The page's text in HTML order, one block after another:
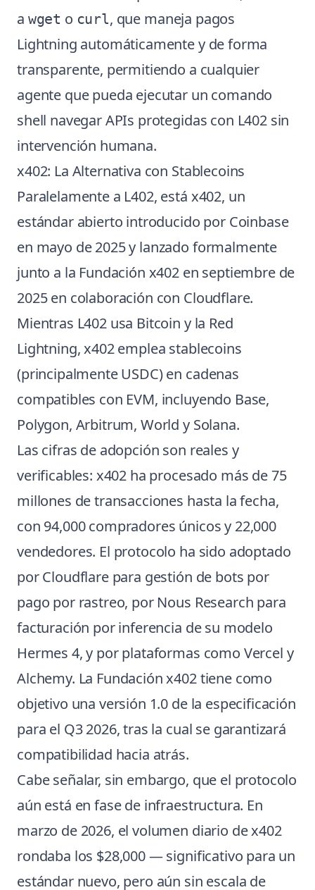
a wget o curl, que maneja pagos
Lightning automáticamente y de forma
transparente, permitiendo a cualquier
agente que pueda ejecutar un comando
shell navegar APIs protegidas con L402 sin
intervención humana.
x402: La Alternativa con Stablecoins
Paralelamente a L402, está x402, un
estándar abierto introducido por Coinbase
en mayo de 2025 y lanzado formalmente
junto a la Fundación x402 en septiembre de
2025 en colaboración con Cloudflare.
Mientras L402 usa Bitcoin y la Red
Lightning, x402 emplea stablecoins
(principalmente USDC) en cadenas
compatibles con EVM, incluyendo Base,
Polygon, Arbitrum, World y Solana.
Las cifras de adopción son reales y
verificables: x402 ha procesado más de 75
millones de transacciones hasta la fecha,
con 94,000 compradores únicos y 22,000
vendedores. El protocolo ha sido adoptado
por Cloudflare para gestión de bots por
pago por rastreo, por Nous Research para
facturación por inferencia de su modelo
Hermes 4, y por plataformas como Vercel y
Alchemy. La Fundación x402 tiene como
objetivo una versión 1.0 de la especificación
para el Q3 2026, tras la cual se garantizará
compatibilidad hacia atrás.
Cabe señalar, sin embargo, que el protocolo
aún está en fase de infraestructura. En
marzo de 2026, el volumen diario de x402
rondaba los $28,000 — significativo para un
estándar nuevo, pero aún sin escala de